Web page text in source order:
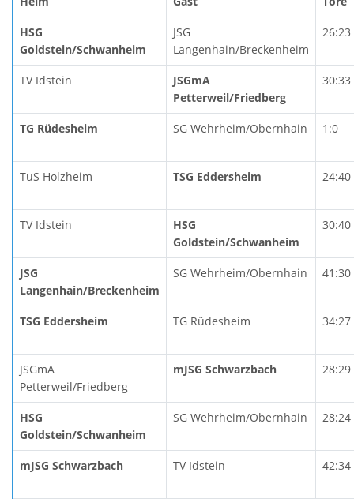
HSG
Goldstein/Schwanheim
JSG
Langenhain/Breckenheim
26:23
TV Idstein
JSGmA
Petterweil/Friedberg
30:33
TG Rüdesheim SG Wehrheim/Obernhain 1:0
TuS Holzheim TSG Eddersheim 24:40
TV Idstein
HSG
Goldstein/Schwanheim
30:40
JSG
Langenhain/Breckenheim
SG Wehrheim/Obernhain 41:30
TSG Eddersheim TG Rüdesheim 34:27
JSGmA
Petterweil/Friedberg
mJSG Schwarzbach 28:29
HSG
Goldstein/Schwanheim
SG Wehrheim/Obernhain 28:24
mJSG Schwarzbach TV Idstein 42:34